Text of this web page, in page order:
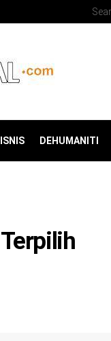
DEHUMANITI